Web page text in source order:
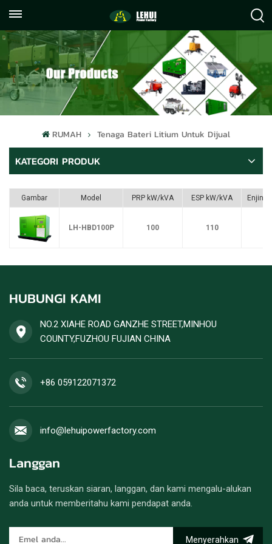
059122071372
info@lehuipowerfactory.com
RUMAH Tenaga Bateri Litium Untuk Dijual
KATEGORI PRODUK
Gambar Model PRP kW/kVA ESP kW/kVA Enjin
LH-HBD100P 100 110
HUBUNGI KAMI
NO.2 XIAHE ROAD GANZHE STREET,MINHOU
COUNTY,FUZHOU FUJIAN CHINA
+86 059122071372
info@lehuipowerfactory.com
Langgan
Sila baca, teruskan siaran, langgan, dan kami mengalu-alukan
anda untuk memberitahu kami pendapat anda.
Menyerahkan